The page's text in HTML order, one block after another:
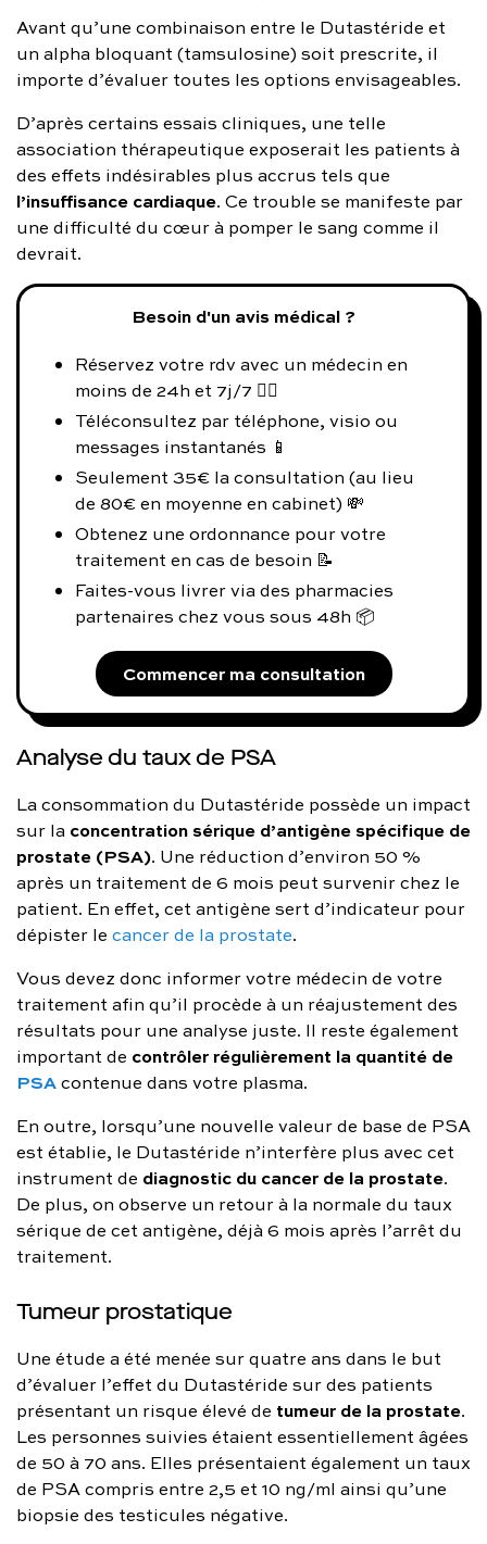
Avant qu’une combinaison entre le Dutastéride et
un alpha bloquant (tamsulosine) soit prescrite, il
importe d’évaluer toutes les options envisageables.
D’après certains essais cliniques, une telle
association thérapeutique exposerait les patients à
des effets indésirables plus accrus tels que
l’insuffisance cardiaque. Ce trouble se manifeste par
une difficulté du cœur à pomper le sang comme il
devrait.
Besoin d'un avis médical ?
Réservez votre rdv avec un médecin en
moins de 24h et 7j/7 👨‍⚕️
Téléconsultez par téléphone, visio ou
messages instantanés 📱
Seulement 35€ la consultation (au lieu
de 80€ en moyenne en cabinet) 💸
Obtenez une ordonnance pour votre
traitement en cas de besoin 📝
Faites-vous livrer via des pharmacies
partenaires chez vous sous 48h 📦
Commencer ma consultation
Analyse du taux de PSA
La consommation du Dutastéride possède un impact
sur la concentration sérique d’antigène spécifique de
prostate (PSA). Une réduction d’environ 50 %
après un traitement de 6 mois peut survenir chez le
patient. En effet, cet antigène sert d’indicateur pour
dépister le cancer de la prostate.
Vous devez donc informer votre médecin de votre
traitement afin qu’il procède à un réajustement des
résultats pour une analyse juste. Il reste également
important de contrôler régulièrement la quantité de
PSAcontenue dans votre plasma.
En outre, lorsqu’une nouvelle valeur de base de PSA
est établie, le Dutastéride n’interfère plus avec cet
instrument de diagnostic du cancer de la prostate.
De plus, on observe un retour à la normale du taux
sérique de cet antigène, déjà 6 mois après l’arrêt du
traitement.
Tumeur prostatique
Une étude a été menée sur quatre ans dans le but
d’évaluer l’effet du Dutastéride sur des patients
présentant un risque élevé de tumeur de la prostate.
Les personnes suivies étaient essentiellement âgées
de 50 à 70 ans. Elles présentaient également un taux
de PSA compris entre 2,5 et 10 ng/ml ainsi qu’une
biopsie des testicules négative.